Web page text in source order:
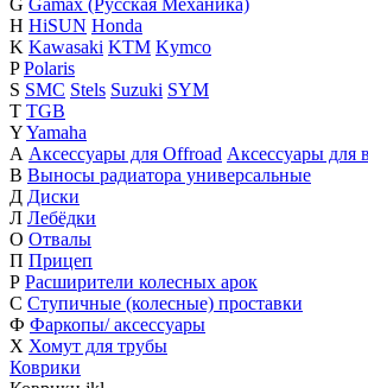
G Gamax (Русская Механика)
H HiSUN Honda
K Kawasaki KTM Kymco
P Polaris
S SMC Stels Suzuki SYM
T TGB
YYamaha
А Аксессуары для Offroad Аксессуары для
В Выносы радиатора универсальные
Д Диски
Л Лебёдки
О Отвалы
П Прицеп
Р Расширители колесных арок
С Ступичные (колесные) проставки
Ф Фаркопы/ аксессуары
Х Хомут для трубы
Коврики